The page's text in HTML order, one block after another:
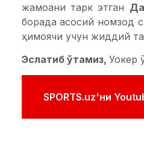
жамоани тарк этган
борада асосий номзод
ҳимоячи учун жиддий
Эслатиб ўтамиз, Уокер
SPORTS.uz'ни